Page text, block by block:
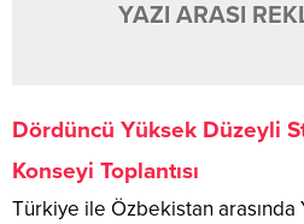
YAZI ARASI
Dördüncü Yüksek Düzeyli
Konseyi Toplantısı
Türkiye ile Özbekistan